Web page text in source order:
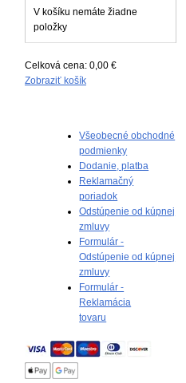
V košíku nemáte žiadne
položky
Celková cena: 0,00 €
Zobraziť košík
Všeobecné obchodné
podmienky
Dodanie, platba
Reklamačný
poriadok
Odstúpenie od kúpnej
zmluvy
Formulár -
Odstúpenie od kúpnej
zmluvy
Formulár -
Reklamácia
tovaru